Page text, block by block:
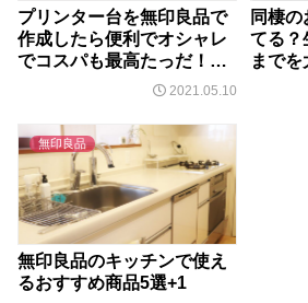
プリンター台を無印良品で
作成したら便利でオシャレ
でコスパも最高たっだ！使
2021.05.10
同棲
てる？
までを
無印良品
無印良品のキッチンで使え
るおすすめ商品5選+1